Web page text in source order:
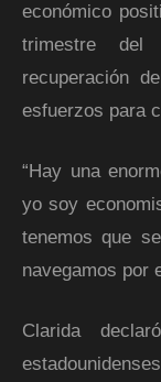
económico
trimestre del
recuperación
esfuerzos para
“Hay una
yo soy
tenemos que
navegamos por
Clarida